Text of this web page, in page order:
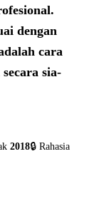
dengan
cara
sia-
2018🔒 Rahasia